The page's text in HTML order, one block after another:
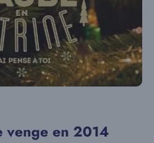
venge en 2014